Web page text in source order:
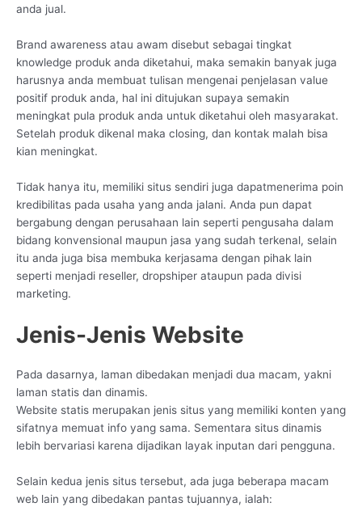
anda jual.
Brand awareness atau awam disebut sebagai tingkat
knowledge produk anda diketahui, maka semakin banyak juga
harusnya anda membuat tulisan mengenai penjelasan value
positif produk anda, hal ini ditujukan supaya semakin
meningkat pula produk anda untuk diketahui oleh masyarakat.
Setelah produk dikenal maka closing, dan kontak malah bisa
kian meningkat.
Tidak hanya itu, memiliki situs sendiri juga dapatmenerima poin
kredibilitas pada usaha yang anda jalani. Anda pun dapat
bergabung dengan perusahaan lain seperti pengusaha dalam
bidang konvensional maupun jasa yang sudah terkenal, selain
itu anda juga bisa membuka kerjasama dengan pihak lain
seperti menjadi reseller, dropshiper ataupun pada divisi
marketing.
Jenis-Jenis Website
Pada dasarnya, laman dibedakan menjadi dua macam, yakni
laman statis dan dinamis.
Website statis merupakan jenis situs yang memiliki konten yang
sifatnya memuat info yang sama. Sementara situs dinamis
lebih bervariasi karena dijadikan layak inputan dari pengguna.
Selain kedua jenis situs tersebut, ada juga beberapa macam
web lain yang dibedakan pantas tujuannya, ialah: